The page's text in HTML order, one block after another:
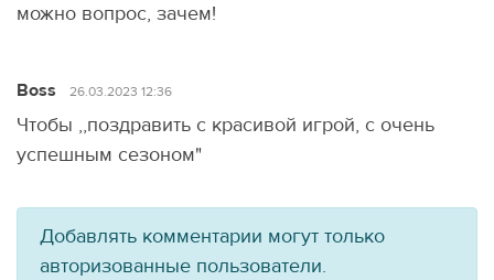
можно вопрос, зачем!
Boss 26.03.2023 12:36
Чтобы ,,поздравить с красивой игрой, с очень
успешным сезоном"
Добавлять комментарии могут только
авторизованные пользователи.